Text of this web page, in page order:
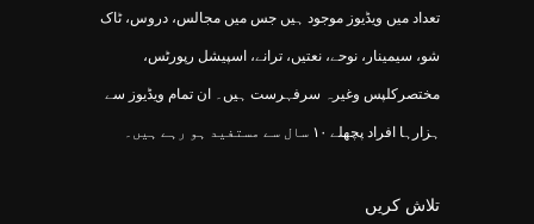
تعداد میں ویڈیوز موجود ہیں جس میں مجالس، دروس، ٹاک
شو، سیمینار، نوحے، نعتیں، ترانے، اسپیشل رپورٹس،
مختصرکلپس وغیرہ سرفہرست ہیں۔ ان تمام ویڈیوز سے
ہزارہا افراد پچھلے ۱۰ سال سے مستفید ہو رہے ہیں۔
تلاش کریں